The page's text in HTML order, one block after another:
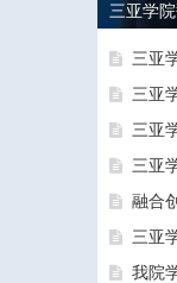
三亚
三亚学
三亚
三亚学
融合创新
三亚学院
我院